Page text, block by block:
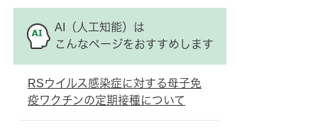
AI（人工知能）は
こんなページをおすすめします
RSウイルス感染症に対する母子免
疫ワクチンの定期接種について